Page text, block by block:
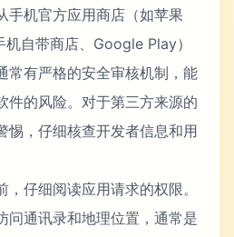
手机官方应用商店（如苹果
自带商店、Google Play）
常有严格的安全审核机制，能
件的风险。对于第三方来源的
惕，仔细核查开发者信息和用
，仔细阅读应用请求的权限。
问通讯录和地理位置，通常是